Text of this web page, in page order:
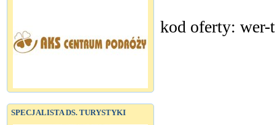
SPECJALISTA DS. TURYSTYKI
kod oferty: wer-